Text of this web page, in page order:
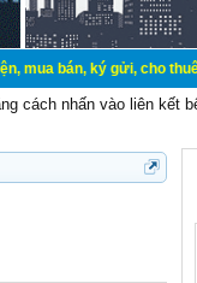
gửi, cho thuê hàng
cách nhấn vào liên kết